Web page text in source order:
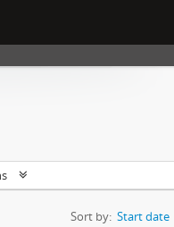
Sort by: Start date